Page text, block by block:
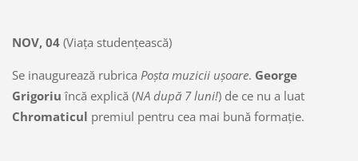
NOV, 04 (Viaţa studenţească)
Se inaugurează rubrica Poşta muzicii uşoare. George
Grigoriu încă explică (NA după 7 luni!) de ce nu a luat
Chromaticul premiul pentru cea mai bună formaţie.